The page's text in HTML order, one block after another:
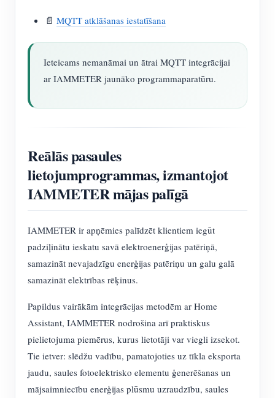
📄 MQTT atklāšanas iestatīšana
Ieteicams nemanāmai un ātrai MQTT integrācijai
ar IAMMETER jaunāko programmaparatūru.
Reālās pasaules
lietojumprogrammas, izmantojot
IAMMETER mājas palīgā
IAMMETER ir apņēmies palīdzēt klientiem iegūt
padziļinātu ieskatu savā elektroenerģijas patēriņā,
samazināt nevajadzīgu enerģijas patēriņu un galu galā
samazināt elektrības rēķinus.
Papildus vairākām integrācijas metodēm ar Home
Assistant, IAMMETER nodrošina arī praktiskus
pielietojuma piemērus, kurus lietotāji var viegli izsekot.
Tie ietver: slēdžu vadību, pamatojoties uz tīkla eksporta
jaudu, saules fotoelektrisko elementu ģenerēšanas un
mājsaimniecību enerģijas plūsmu uzraudzību, saules